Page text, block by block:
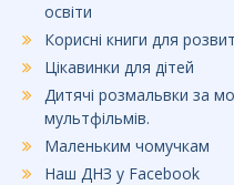
освіти
Корисні книги для
Цікавинки для дітей
Дитячі розмальвки за
мультфільмів.
Маленьким чомучкам
Наш ДНЗ у Facebook